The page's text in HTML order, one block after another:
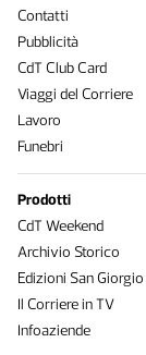
Contatti
Pubblicità
CdT Club Card
Viaggi del Corriere
Lavoro
Funebri
Prodotti
CdT Weekend
Archivio Storico
Edizioni San Giorgio
Il Corriere in TV
Infoaziende